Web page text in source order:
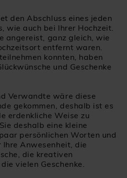
den Abschluss eines jeden
wie auch bei Ihrer Hochzeit.
angereist, ganz gleich, wie
entfernt waren.
konnten, haben
und Geschenke
Verwandte wäre diese
gekommen, deshalb ist es
erdenkliche Weise zu
deshalb eine kleine
persönlichen Worten und
Ihre Anwesenheit, die
die kreativen
vielen Geschenke.